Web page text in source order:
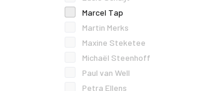
Marcel Tap
Martin Merks
Maxine Steketee
Michaël Steenhoff
Paul van Well
Petra Ellens